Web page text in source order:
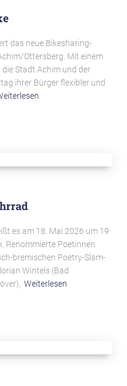
das neue Bikesharing-
Ottersberg. Mit einem
Stadt Achim und der
ihrer Bürger flexibler und
es am 18. Mai 2026 um 19
Renommierte Poetinnen
bremischen Poetry-Slam-
Wintels (Bad
Weiterlesen